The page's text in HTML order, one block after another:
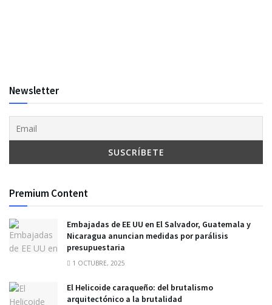
Newsletter
Premium Content
Embajadas de EE UU en El Salvador, Guatemala y
Nicaragua anuncian medidas por parálisis
presupuestaria
1 OCTUBRE, 2025
El Helicoide caraqueño: del brutalismo
arquitectónico a la brutalidad